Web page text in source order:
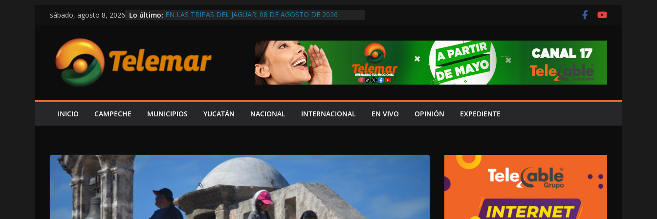
Saltar
contenido
sábado, agosto 8, 2026 Lo último: EN LAS TRIPAS DEL JAGUAR: 08 DE AGOSTO DE 2026
“NO VIVIMOS BUENOS TIEMPOS PARA LA LIBERTAD DE
EXPRESIÓN NI PARA LA DEMOCRACIA EN MÉXICO”: LUIS
CÁRDENAS; SE DESPIDIÓ DE MVS
FAMILIARES BUSCAN SIN DESCANSO A JOVEN
CIRCULA EN REDES: NADIE COMO LAYDA PARA
DEMOSTRAR LA HIPOCRESÍA DE LA AUSTERIDAD
INICIO CAMPECHE MUNICIPIOS YUCATÁN NACIONAL INTERNACIONAL EN VIVO OPINIÓN EXPEDIENTE